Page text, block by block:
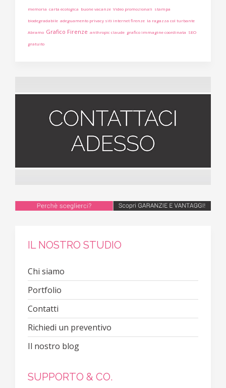
memoria carta ecologica buone vacanze Video promozionali stampa
biodegradabile adeguamento privacy siti internet firenze la ragazza col turbante
Abramo Grafico Firenze anthropic claude grafico immagine coordinata SEO
gratuito
IL NOSTRO STUDIO
Chi siamo
Portfolio
Contatti
Richiedi un preventivo
Il nostro blog
SUPPORTO & CO.